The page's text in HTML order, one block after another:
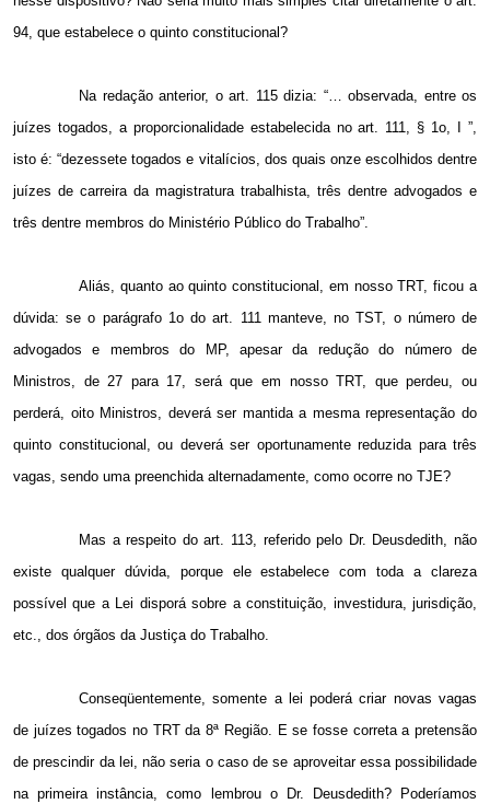
94, que estabelece o quinto constitucional?
Na redação anterior, o art. 115 dizia: “… observada, entre os
juízes togados, a proporcionalidade estabelecida no art. 111, § 1o, I ”,
isto é: “dezessete togados e vitalícios, dos quais onze escolhidos dentre
juízes de carreira da magistratura trabalhista, três dentre advogados e
três dentre membros do Ministério Público do Trabalho”.
Aliás, quanto ao quinto constitucional, em nosso TRT, ficou a
dúvida: se o parágrafo 1o do art. 111 manteve, no TST, o número de
advogados e membros do MP, apesar da redução do número de
Ministros, de 27 para 17, será que em nosso TRT, que perdeu, ou
perderá, oito Ministros, deverá ser mantida a mesma representação do
quinto constitucional, ou deverá ser oportunamente reduzida para três
vagas, sendo uma preenchida alternadamente, como ocorre no TJE?
Mas a respeito do art. 113, referido pelo Dr. Deusdedith, não
existe qualquer dúvida, porque ele estabelece com toda a clareza
possível que a Lei disporá sobre a constituição, investidura, jurisdição,
etc., dos órgãos da Justiça do Trabalho.
Conseqüentemente, somente a lei poderá criar novas vagas
de juízes togados no TRT da 8ª Região. E se fosse correta a pretensão
de prescindir da lei, não seria o caso de se aproveitar essa possibilidade
na primeira instância, como lembrou o Dr. Deusdedith? Poderíamos